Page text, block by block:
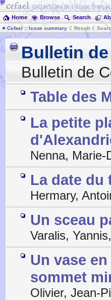
Home Browse Search
Cefael :: Issue summary Result
Bulletin
Bulletin de
Table des
La petite
Nenna,
La date du
Hermary,
Un sceau
Varalis,
Un vase
sommet
Olivier, Jean-